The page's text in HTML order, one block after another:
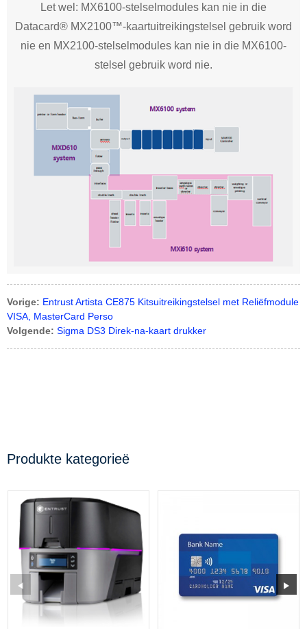
Let wel: MX6100-stelselmodules kan nie in die
Datacard® MX2100™-kaartuitreikingstelsel gebruik word
nie en MX2100-stelselmodules kan nie in die MX6100-
stelsel gebruik word nie.
Vorige: Entrust Artista CE875 Kitsuitreikingstelsel met Reliëfmodule
VISA, MasterCard Perso
Volgende: Sigma DS3 Direk-na-kaart drukker
Produkte kategorieë